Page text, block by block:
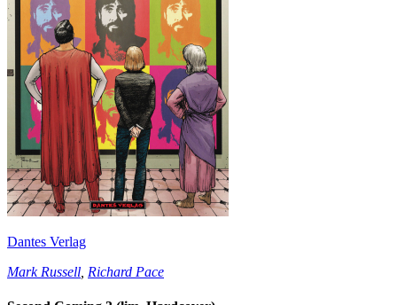
Dantes Verlag
Mark Russell Richard Pace